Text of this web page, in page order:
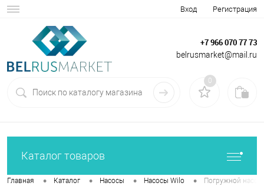
Вход Регистрация
+7 966 070 77 73
belrusmarket@mail.ru
0
Каталог товаров
Главная • Каталог • Насосы • Насосы Wilo • Погружной насос